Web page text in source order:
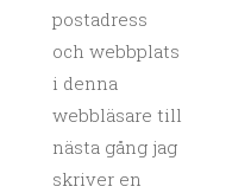
postadress
och webbplats
i denna
webbläsare till
nästa gång jag
skriver en